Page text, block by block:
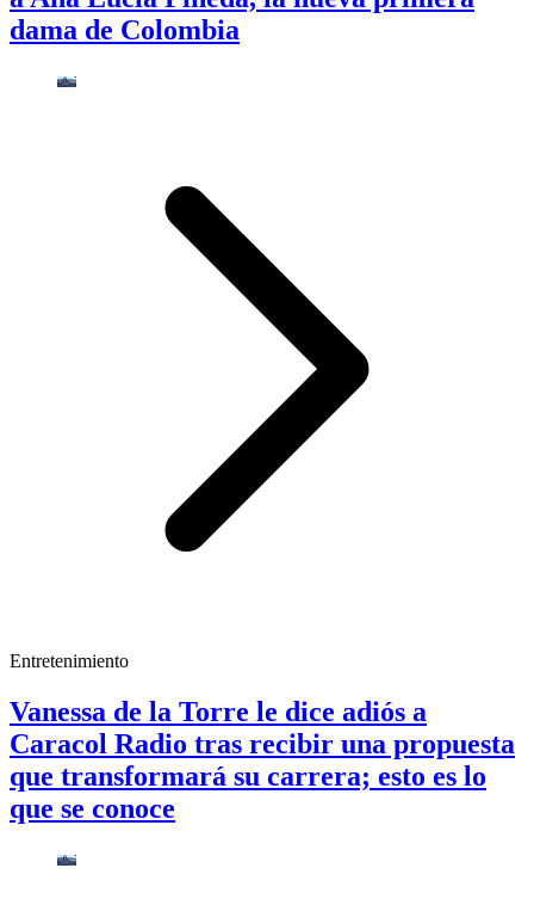
dama de Colombia
Entretenimiento
Vanessa de la Torre le dice adiós a
Caracol Radio tras recibir una propuesta
que transformará su carrera; esto es lo
que se conoce